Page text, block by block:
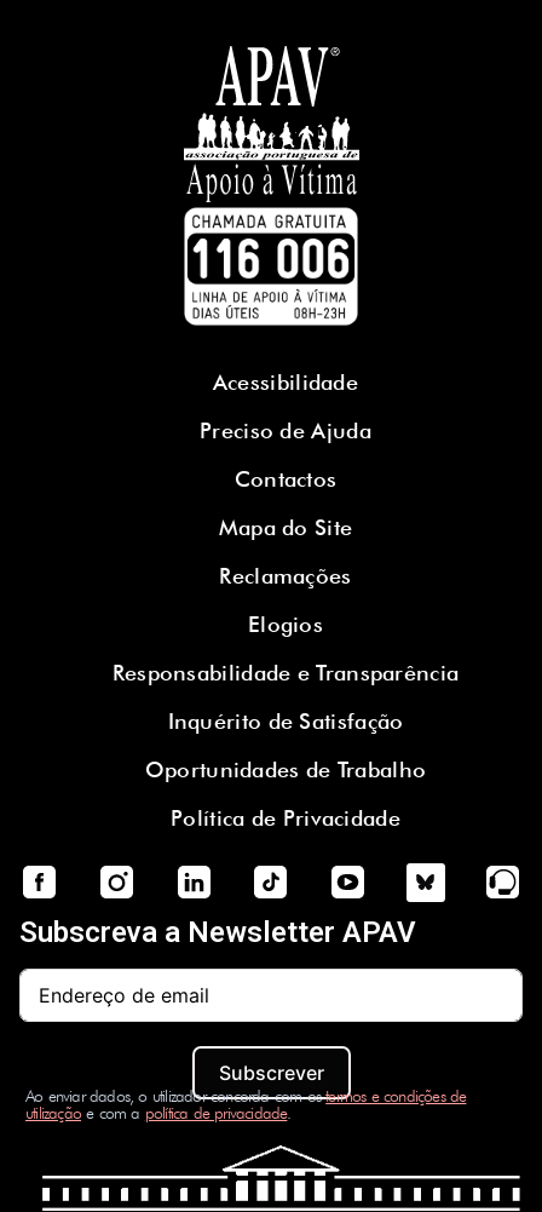
Acessibilidade
Preciso de Ajuda
Contactos
Mapa do Site
Reclamações
Elogios
Responsabilidade e Transparência
Inquérito de Satisfação
Oportunidades de Trabalho
Política de Privacidade
Subscreva a Newsletter APAV
Subscrever
Ao enviar dados, o utilizador concorda com ostermos e condições de
utilizaçãoe com a política de privacidade.